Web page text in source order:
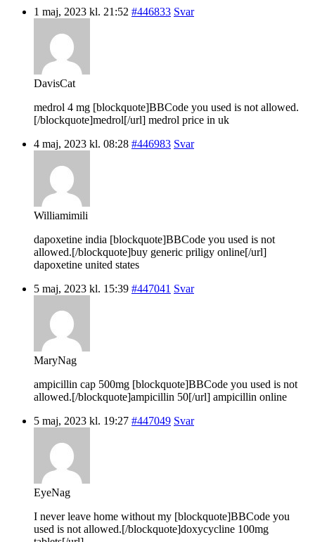
1 maj, 2023 kl. 21:52 #446833 Svar
DavisCat
medrol 4 mg [blockquote]BBCode you used is not allowed.
[/blockquote]medrol[/url] medrol price in uk
4 maj, 2023 kl. 08:28 #446983 Svar
Williamimili
dapoxetine india [blockquote]BBCode you used is not
allowed.[/blockquote]buy generic priligy online[/url]
dapoxetine united states
5 maj, 2023 kl. 15:39 #447041 Svar
MaryNag
ampicillin cap 500mg [blockquote]BBCode you used is not
allowed.[/blockquote]ampicillin 50[/url] ampicillin online
5 maj, 2023 kl. 19:27 #447049 Svar
EyeNag
I never leave home without my [blockquote]BBCode you
used is not allowed.[/blockquote]doxycycline 100mg